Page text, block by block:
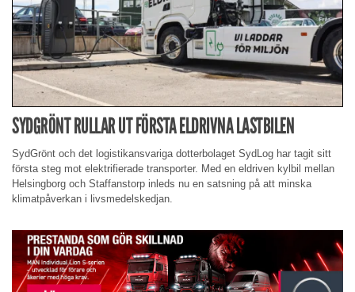
SYDGRÖNT RULLAR UT FÖRSTA ELDRIVNA LASTBILEN
SydGrönt och det logistikansvariga dotterbolaget SydLog har tagit sitt
första steg mot elektrifierade transporter. Med en eldriven kylbil mellan
Helsingborg och Staffanstorp inleds nu en satsning på att minska
klimatpåverkan i livsmedelskedjan.